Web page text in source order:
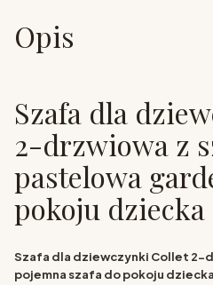
Opis
Szafa dla
2-drzwiowa z
pastelowa
pokoju dziecka
Szafa dla dziewczynki Collet 2-
pojemna szafa do pokoju